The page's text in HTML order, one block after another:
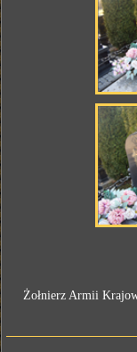
Żołnierz Armii